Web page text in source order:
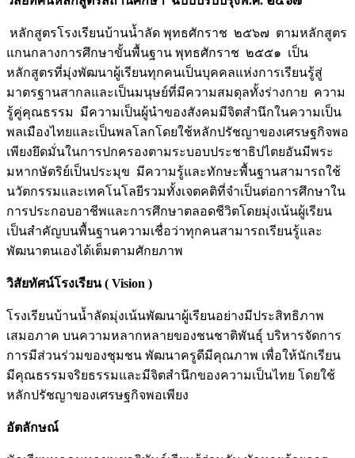
หลักสูตรโรงเรียนบ้านน้ำลัด พุทธศักราช ๒๕๖๗ ตามหลักสูตร
แกนกลางการศึกษาขั้นพื้นฐาน พุทธศักราช ๒๕๕๑ เป็น
หลักสูตรที่มุ่งพัฒนาผู้เรียนทุกคนเป็นบุคคลแห่งการเรียนรู้สู่
มาตรฐานสากลและเป็นมนุษย์ที่มีความสมดุลทั้งร่างกาย ความ
รู้คู่คุณธรรม มีความเป็นผู้นำของสังคมมีจิตสำนึกในความเป็น
พลเมืองไทยและเป็นพลโลกโดยใช้หลักปรัชญาของเศรษฐกิจพอ
เพียงยึดมั่นในการปกครองตามระบอบประชาธิปไตยอันมีพระ
มหากษัตริย์เป็นประมุข มีความรู้และทักษะพื้นฐานสามารถใช้
นวัตกรรมและเทคโนโลยีรวมทั้งเจตคติที่จำเป็นต่อการศึกษาใน
การประกอบอาชีพและการศึกษาตลอดชีวิตโดยมุ่งเน้นผู้เรียน
เป็นสำคัญบนพื้นฐานความเชื่อว่าทุกคนสามารถเรียนรู้และ
พัฒนาตนเองได้เต็มตามศักยภาพ
วิสัยทัศน์โรงเรียน( Vision )
โรงเรียนบ้านน้ำลัดมุ่งเน้นพัฒนาผู้เรียนอย่างมีประสิทธิภาพ
เสมอภาค บนความหลากหลายของชนชาติพันธุ์ บริหารจัดการ
การมีส่วนร่วมของชุมชน พัฒนาครูดีมีคุณภาพ เพื่อให้นักเรียน
มีคุณธรรมจริยธรรมและมีจิตสำนึกของความเป็นไทย โดยใช้
หลักปรัชญาของเศรษฐกิจพอเพียง
อัตลักษณ์